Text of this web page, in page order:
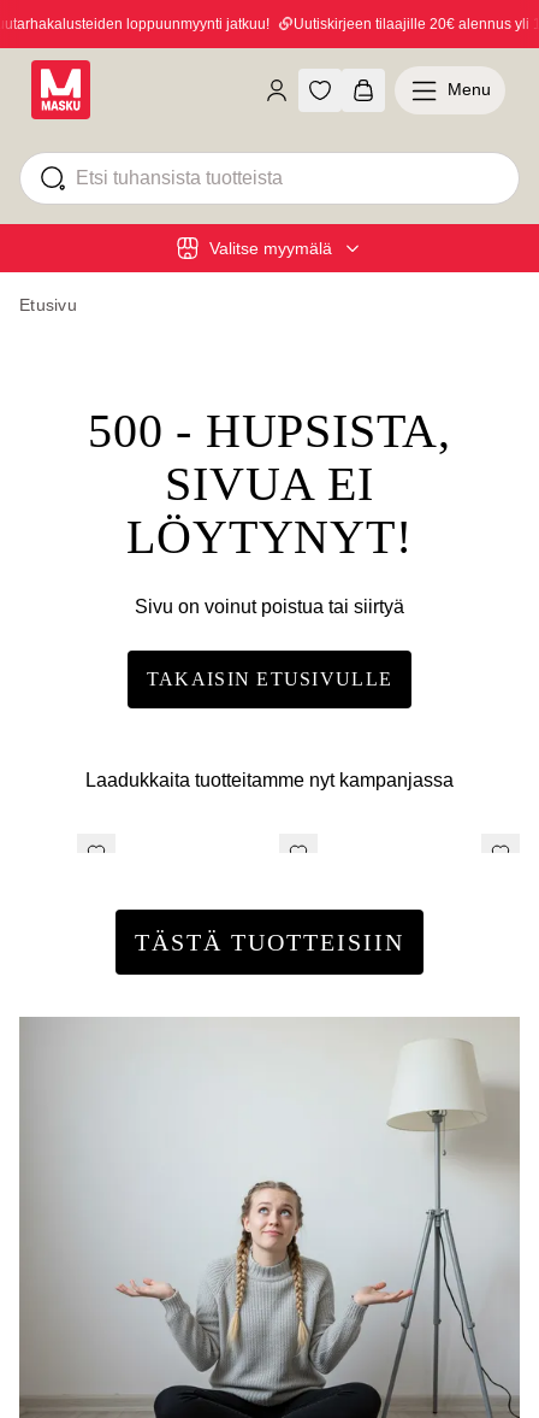
loppuunmyynti jatkuu! Uutiskirjeen tilaajille 20€ alennus yli
Valitse myymälä
Menu
Etusivu
500 - HUPSISTA,
SIVUA EI
LÖYTYNYT!
Sivu on voinut poistua tai siirtyä
TAKAISIN ETUSIVULLE
Laadukkaita tuotteitamme nyt kampanjassa
TÄSTÄ TUOTTEISIIN